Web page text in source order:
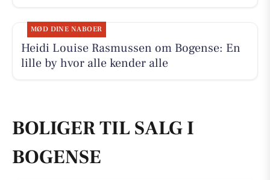
MØD DINE NABOER
Heidi Louise Rasmussen om Bogense: En
lille by hvor alle kender alle
BOLIGER TIL SALG I
BOGENSE